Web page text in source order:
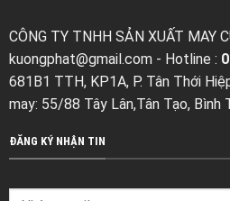
CÔNG TY TNHH SẢN XUẤT MAY
kuongphat@gmail.com- Hotline :
681B1 TTH, KP1A, P. Tân Thới
may: 55/88 Tây Lân,Tân Tạo, Bình
ĐĂNG KÝ NHẬN TIN